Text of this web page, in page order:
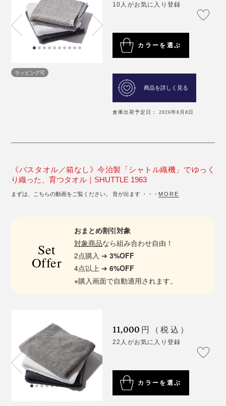
ラッピング可
10人がお気に入り登録
カラーを選ぶ
商品を詳しく見る
倉庫出荷予定日： 2026年8月8日
《バスタオル／箱なし》今治製「シャトル織機」でゆっく
り織った、育つタオル｜SHUTTLE 1963
まずは、こちらの動画をご覧ください。 音が出ます ・・・ MORE
Set
Offer
おまとめ割引対象
対象商品なら組み合わせ自由！
2点購入 ➔3%OFF
4点以上 ➔6%OFF
※購入画面で自動適用されます。
11,000 円（税込）
22人がお気に入り登録
カラーを選ぶ